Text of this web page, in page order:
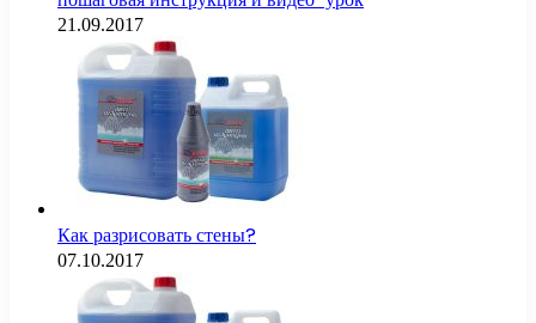
21.09.2017
Как разрисовать стены?
07.10.2017